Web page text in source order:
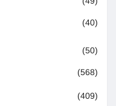
(40)
(50)
(568)
(409)